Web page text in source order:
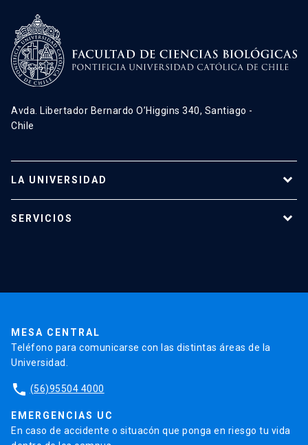
Avda. Libertador Bernardo O’Higgins 340, Santiago -
Chile
LA UNIVERSIDAD
SERVICIOS
MESA CENTRAL
Teléfono para comunicarse con las distintas áreas de la
Universidad.
phone (56)95504 4000
EMERGENCIAS UC
En caso de accidente o situacón que ponga en riesgo tu vida